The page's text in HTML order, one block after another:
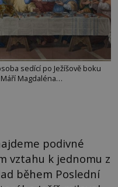
sedící po Ježíšově boku
Magdaléna…
podivné
vztahu k jednomu z
během Poslední